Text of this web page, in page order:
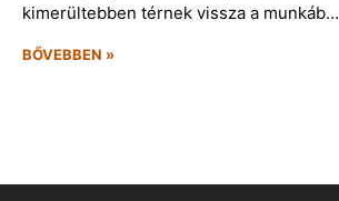
kimerültebben térnek vissza a munkáb…
BŐVEBBEN »